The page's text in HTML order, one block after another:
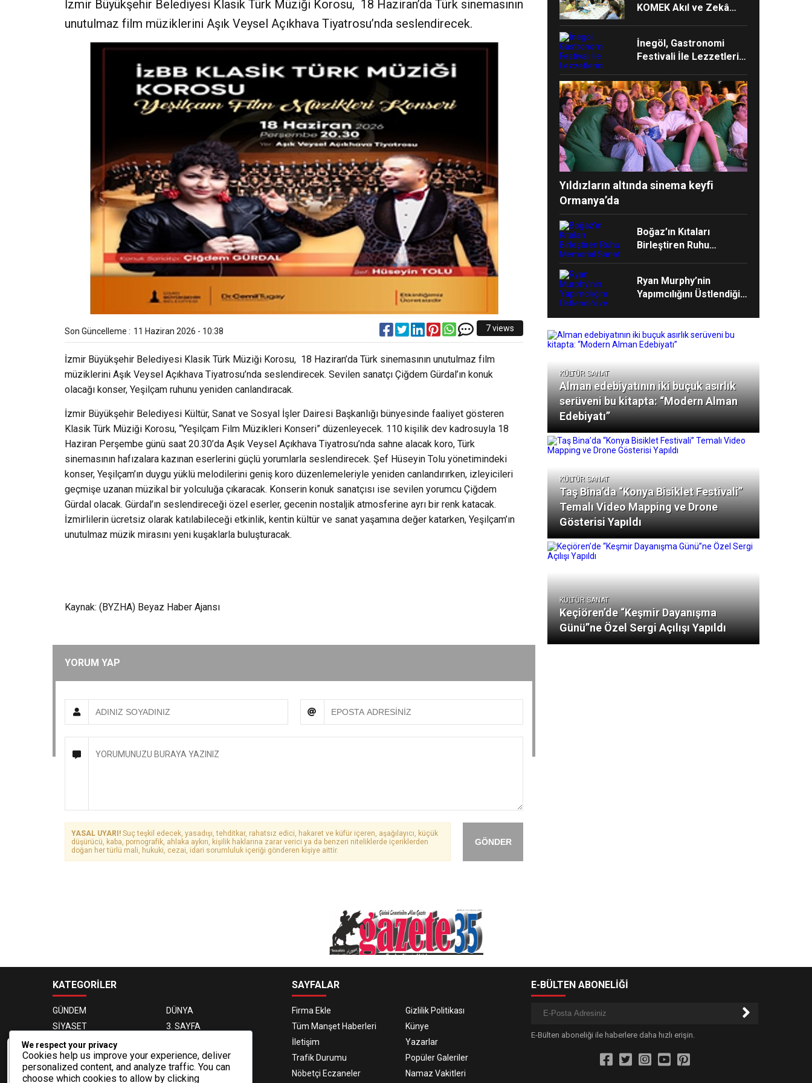
Veri politikasındaki amaçlarla sınırlı ve
mevzuata uygun şekilde çerez
konumlandırmaktayız. Detaylar için veri
İzmir Büyükşehir Belediyesi Klasik Türk Müziği Korosu, 18 Haziran’da Türk sinemasının
unutulmaz film müziklerini Aşık Veysel Açıkhava Tiyatrosu’nda seslendirecek.
Son Güncelleme : 11 Haziran 2026 - 10:38 7 views
İzmir Büyükşehir Belediyesi Klasik Türk Müziği Korosu, 18 Haziran’da Türk sinemasının unutulmaz film
müziklerini Aşık Veysel Açıkhava Tiyatrosu’nda seslendirecek. Sevilen sanatçı Çiğdem Gürdal’ın konuk
olacağı konser, Yeşilçam ruhunu yeniden canlandıracak.
İzmir Büyükşehir Belediyesi Kültür, Sanat ve Sosyal İşler Dairesi Başkanlığı bünyesinde faaliyet gösteren
Klasik Türk Müziği Korosu, “Yeşilçam Film Müzikleri Konseri” düzenleyecek. 110 kişilik dev kadrosuyla 18
Haziran Perşembe günü saat 20.30’da Aşık Veysel Açıkhava Tiyatrosu’nda sahne alacak koro, Türk
sinemasının hafızalara kazınan eserlerini güçlü yorumlarla seslendirecek. Şef Hüseyin Tolu yönetimindeki
konser, Yeşilçam’ın duygu yüklü melodilerini geniş koro düzenlemeleriyle yeniden canlandırırken, izleyicileri
geçmişe uzanan müzikal bir yolculuğa çıkaracak. Konserin konuk sanatçısı ise sevilen yorumcu Çiğdem
Gürdal olacak. Gürdal’ın seslendireceği özel eserler, gecenin nostaljik atmosferine ayrı bir renk katacak.
İzmirlilerin ücretsiz olarak katılabileceği etkinlik, kentin kültür ve sanat yaşamına değer katarken, Yeşilçam’ın
unutulmaz müzik mirasını yeni kuşaklarla buluşturacak.
Kaynak: (BYZHA) Beyaz Haber Ajansı
YORUM YAP
GÖNDER
YASAL UYARI! Suç teşkil edecek, yasadışı, tehditkar, rahatsız edici, hakaret ve küfür içeren, aşağılayıcı, küçük
düşürücü, kaba, pornografik, ahlaka aykırı, kişilik haklarına zarar verici ya da benzeri niteliklerde içeriklerden
doğan her türlü mali, hukuki, cezai, idari sorumluluk içeriği gönderen kişiye aittir.
KOMEK Akıl ve Zekâ
Heyecanını Paylaştı
İnegöl, Gastronomi
Festivali İle Lezzetlerini
Yıldızların altında sinema keyfi
Ormanya’da
Boğaz’ın Kıtaları
Birleştiren Ruhu
Ryan Murphy’nin
Yapımcılığını Üstlendiği
Çok Satan Romanından
Uyarlanan “The
Shards”, İlk İki
Sadece Disney+’ta
Yayında!
KÜLTÜR SANAT
Alman edebiyatının iki buçuk asırlık
serüveni bu kitapta: “Modern Alman
Edebiyatı”
KÜLTÜR SANAT
Taş Bina’da “Konya Bisiklet Festivali”
Temalı Video Mapping ve Drone
Gösterisi Yapıldı
KÜLTÜR SANAT
Keçiören’de “Keşmir Dayanışma
Günü”ne Özel Sergi Açılışı Yapıldı
KATEGORİLER
GÜNDEM
DÜNYA
SİYASET
3. SAYFA
EKONOMİ
MAGAZİN
OTOMOBİL
SAĞLIK
SPOR
SAYFALAR
Firma Ekle
Gizlilik Politikası
Tüm Manşet Haberleri
Künye
İletişim
Yazarlar
Trafik Durumu
Popüler Galeriler
Nöbetçi Eczaneler
Namaz Vakitleri
E-BÜLTEN ABONELİĞİ
E-Bülten aboneliği ile haberlere daha hızlı erişin.
We respect your privacy
Cookies help us improve your experience, deliver
personalized content, and analyze traffic. You can
choose which cookies to allow by clicking